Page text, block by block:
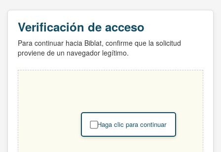
Verificación de acceso
Para continuar hacia Biblat, confirme que la solicitud
proviene de un navegador legítimo.
Haga clic para continuar